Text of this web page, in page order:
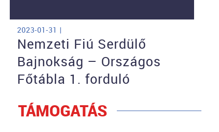
2023-01-31 |
Nemzeti Fiú Serdülő
Bajnokság – Országos
Főtábla 1. forduló
TÁMOGATÁS